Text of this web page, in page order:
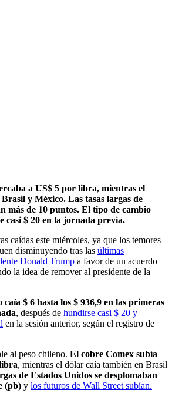
a US$ 5 por libra, mientras el
y México. Las tasas largas de
más de 10 puntos. El tipo de cambio
casi $ 20 en la jornada previa.
caídas este miércoles, ya que los temores
disminuyendo tras las últimas
Donald Trump a favor de un acuerdo
la idea de remover al presidente de la
$ 6 hasta los $ 936,9 en las primeras
, después de hundirse casi $ 20 y
en la sesión anterior, según el registro de
al peso chileno. El cobre Comex subía
, mientras el dólar caía también en Brasil
de Estados Unidos se desplomaban
(pb) y los futuros de Wall Street subían.